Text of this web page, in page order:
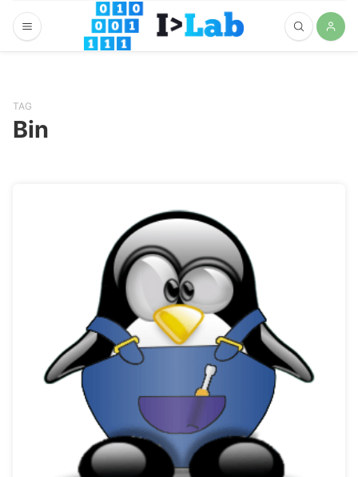
TAG
Bin